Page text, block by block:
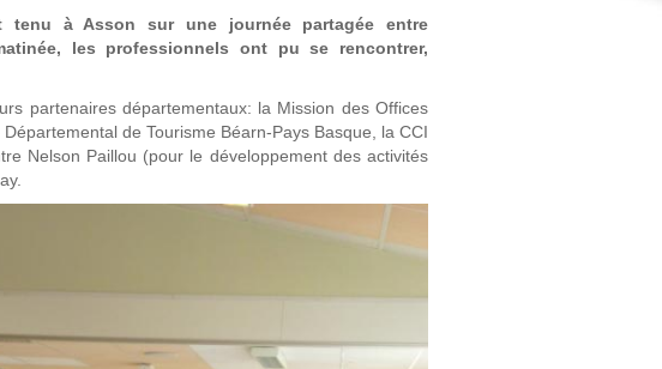
à Asson sur une journée partagée entre
les professionnels ont pu se rencontrer,
partenaires départementaux: la Mission des Offices
de Tourisme Béarn-Pays Basque, la CCI
Nelson Paillou (pour le développement des activités